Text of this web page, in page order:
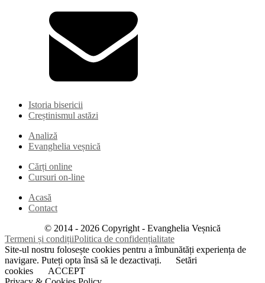
Istoria bisericii
Creștinismul astăzi
Analiză
Evanghelia veșnică
Cărți online
Cursuri on-line
Acasă
Contact
© 2014 - 2026 Copyright - Evanghelia Veșnică
Termeni și condițiiPolitica de confidențialitate
Site-ul nostru folosește cookies pentru a îmbunătăți experiența de
navigare. Puteți opta însă să le dezactivați.
Setări
cookies
ACCEPT